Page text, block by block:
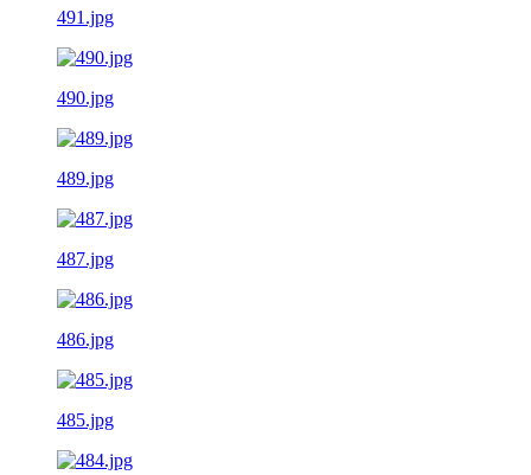
491.jpg
490.jpg
489.jpg
487.jpg
486.jpg
485.jpg